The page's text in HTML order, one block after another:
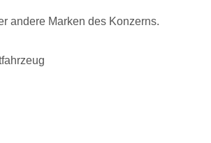
andere Marken des Konzerns.